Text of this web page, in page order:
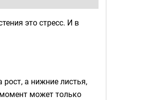
это стресс. И в
а нижние листья,
может только